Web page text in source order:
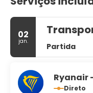
02
jan.
Partida
Ryanair -
Direto